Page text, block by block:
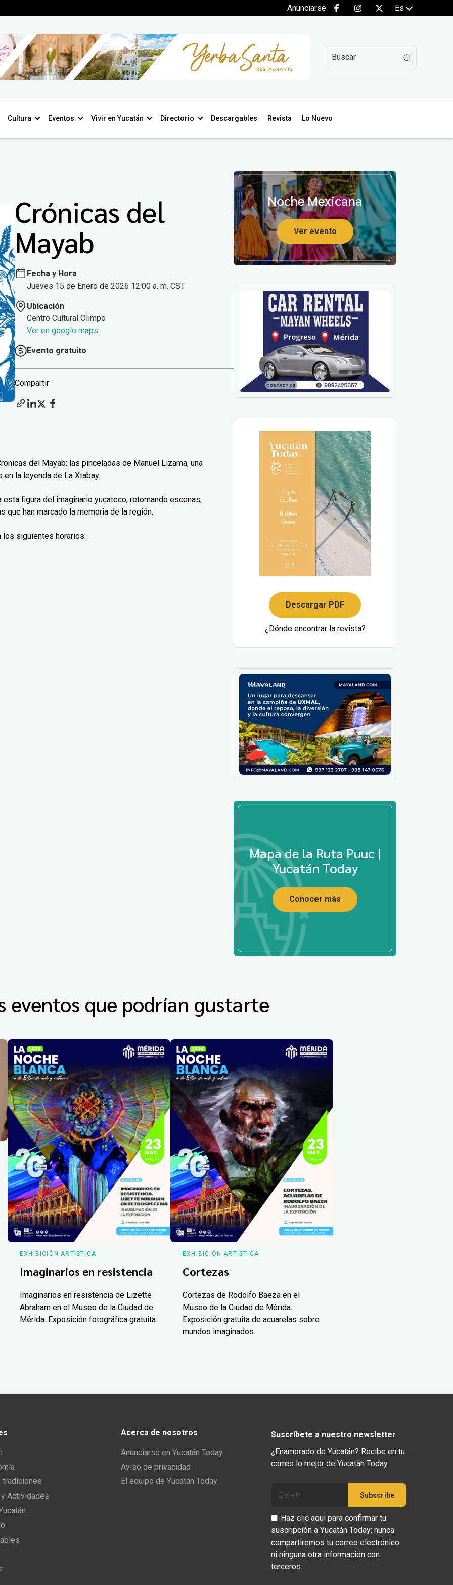
Anunciarse Es
Cultura Eventos Vivir en Yucatán Directorio Descargables Revista Lo Nuevo
Crónicas del
Mayab
Fecha y Hora
Jueves 15 de Enero de 2026 12:00 a. m. CST
Ubicación
Centro Cultural Olimpo
Ver en google maps
Evento gratuito
Compartir
del Mayab: las pinceladas de Manuel Lizama, una
la leyenda de La Xtabay.
figura del imaginario yucateco, retomando escenas,
han marcado la memoria de la región.
siguientes horarios:
Noche Mexicana
Ver evento
Descargar PDF
¿Dónde encontrar la revista?
Mapa de la Ruta Puuc |
Yucatán Today
Conocer más
eventos que podrían gustarte
EXHIBICIÓN ARTÍSTICA
Imaginarios en resistencia
Imaginarios en resistencia de Lizette
Abraham en el Museo de la Ciudad de
Mérida. Exposición fotográfica gratuita.
EXHIBICIÓN ARTÍSTICA
Cortezas
Cortezas de Rodolfo Baeza en el
Museo de la Ciudad de Mérida.
Exposición gratuita de acuarelas sobre
mundos imaginados.
tradiciones
Actividades
Acerca de nosotros
Anunciarse en Yucatán Today
Aviso de privacidad
El equipo de Yucatán Today
Suscríbete a nuestro newsletter
¿Enamorado de Yucatán? Recibe en tu
correo lo mejor de Yucatán Today.
Haz clic aquí para confirmar tu
suscripción a Yucatán Today; nunca
compartiremos tu correo electrónico
ni ninguna otra información con
terceros.